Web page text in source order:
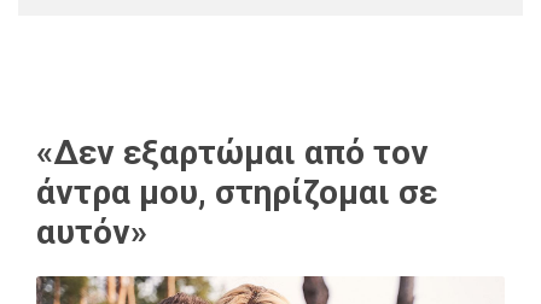
«Δεν εξαρτώμαι από τον
άντρα μου, στηρίζομαι σε
αυτόν»